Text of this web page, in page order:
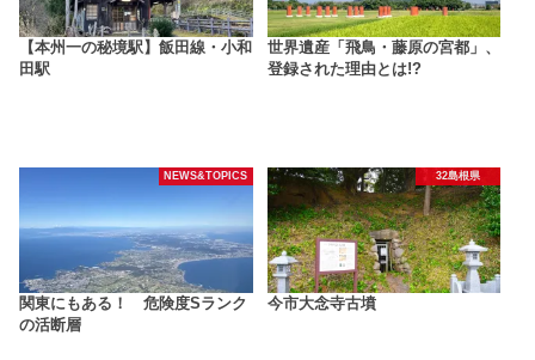
【本州一の秘境駅】飯田線・小和
田駅
世界遺産「飛鳥・藤原の宮都」、
登録された理由とは!?
NEWS&TOPICS
関東にもある！ 危険度Sランク
の活断層
32島根県
今市大念寺古墳